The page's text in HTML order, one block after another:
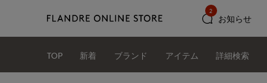
お知らせ
2
TOP 新着 ブランド アイテム 詳細検索